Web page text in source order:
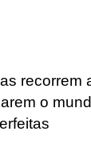
recorrem
o